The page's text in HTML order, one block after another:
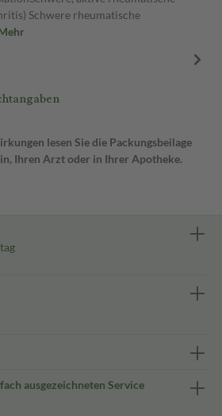
Schwere rheumatische
lesen Sie die Packungsbeilage
Ihren Arzt oder in Ihrer Apotheke.
ausgezeichneten Service